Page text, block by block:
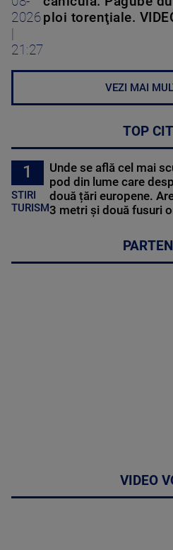
2026
21:27
ploi torenţiale.
VEZI MAI
TOP
1
STIRI
TURISM
Unde se află cel mai
pod din lume care
două țări europene.
3 metri și două fusuri
VIDEO